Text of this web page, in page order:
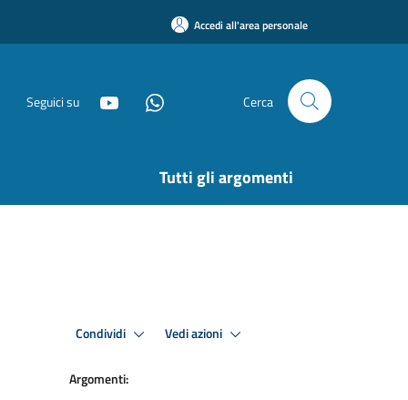
Accedi all'area personale
Seguici su Cerca
Tutti gli argomenti
Condividi Vedi azioni
Argomenti: